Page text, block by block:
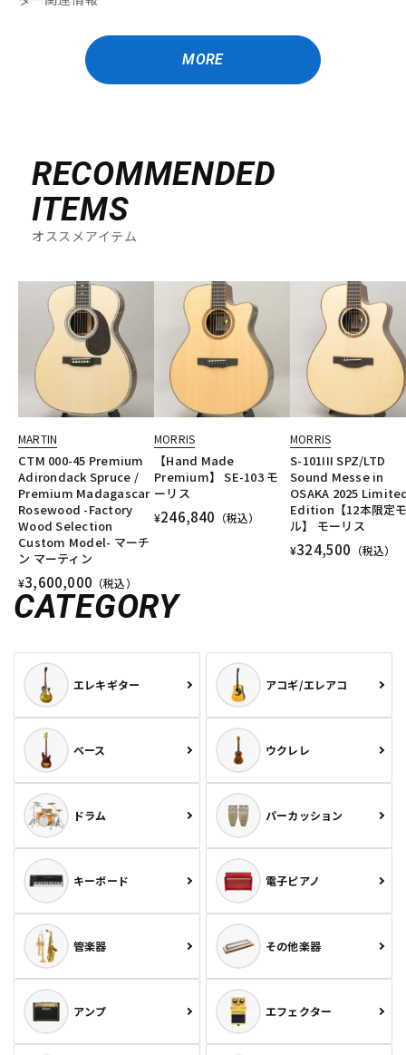
MORE
RECOMMENDED
ITEMS
オススメアイテム
MARTIN
CTM 000-45 Premium
Adirondack Spruce /
Premium Madagascar
Rosewood -Factory
Wood Selection
Custom Model- マーチ
ン マーティン
¥3,600,000 （税込）
MORRIS
【Hand Made
Premium】 SE-103 モ
ーリス
¥246,840 （税込）
MORRIS
S-101III SPZ/LTD
Sound Messe in
OSAKA 2025
Edition【12本限定
ル】 モーリス
¥324,500 （税込）
CATEGORY
エレキギター アコギ/エレアコ
ベース ウクレレ
ドラム パーカッション
キーボード 電子ピアノ
管楽器 その他楽器
アンプ エフェクター